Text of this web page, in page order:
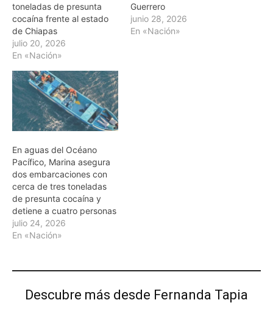
toneladas de presunta
cocaína frente al estado
de Chiapas
julio 20, 2026
En «Nación»
Guerrero
junio 28, 2026
En «Nación»
En aguas del Océano
Pacífico, Marina asegura
dos embarcaciones con
cerca de tres toneladas
de presunta cocaína y
detiene a cuatro personas
julio 24, 2026
En «Nación»
Descubre más desde Fernanda Tapia